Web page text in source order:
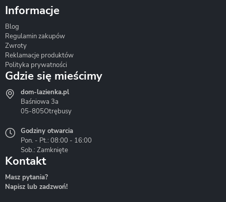
Hydrostop
Liveno
Informacje
Blog
Regulamin zakupów
Zwroty
Reklamacje produktów
Polityka prywatności
Gdzie się mieścimy
dom-lazienka.pl
Baśniowa 3a
05-805Otrębusy
Godziny otwarcia
Pon. - Pt.: 08:00 - 16:00
Sob.: Zamknięte
Kontakt
Masz pytania?
Napisz lub zadzwoń!